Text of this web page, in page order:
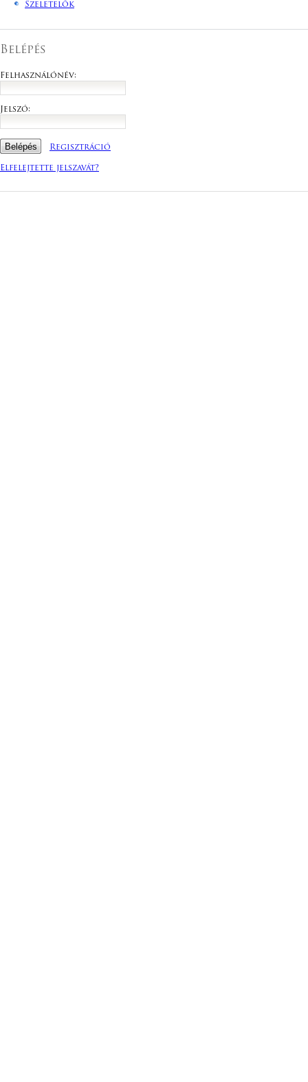
Szeletelők
Belépés
Felhasználónév:
Jelszó:
Regisztráció
Elfelejtette jelszavát?